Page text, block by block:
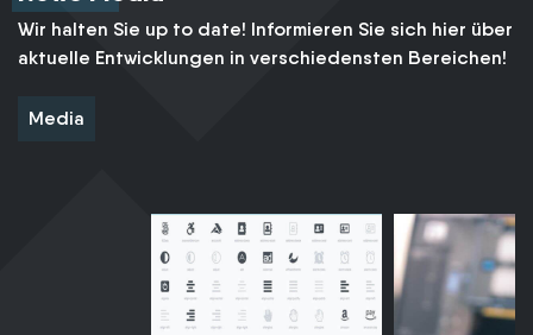
Wir halten Sie up to date! Informieren Sie sich hier über
aktuelle Entwicklungen in verschiedensten Bereichen!
Media